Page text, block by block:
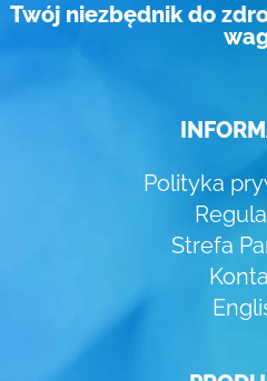
Twój niezbędnik do
Polityka
Strefa